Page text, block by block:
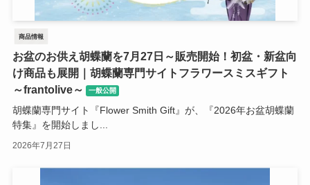
商品情報
お盆のお供え胡蝶蘭を7月27日～販売開始！初盆・新盆向
け商品も展開｜胡蝶蘭専門サイトフラワースミスギフト
～frantolive～
一般公開
胡蝶蘭専門サイト『Flower Smith Gift』が、『2026年お盆胡蝶蘭
特集』を開始しまし...
2026年7月27日